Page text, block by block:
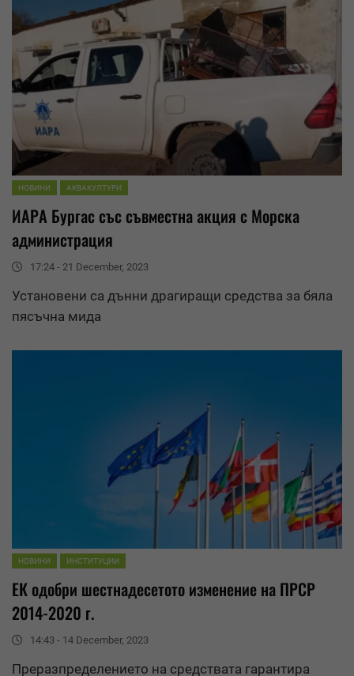
НОВИНИ АКВАКУЛТУРИ
ИАРА Бургас със съвместна акция с Морска
администрация
17:24 - 21 December, 2023
Установени са дънни драгиращи средства за бяла
пясъчна мида
НОВИНИ ИНСТИТУЦИИ
ЕК одобри шестнадесетото изменение на ПРСР
2014-2020 г.
14:43 - 14 December, 2023
Преразпределението на средствата гарантира